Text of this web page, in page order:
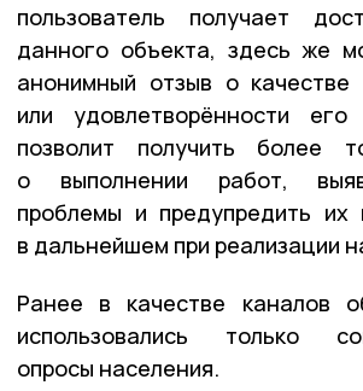
пользователь получает
данного объекта, здесь же
анонимный отзыв о качестве
или удовлетворённости
позволит получить более
о выполнении работ,
проблемы и предупредить их
в дальнейшем при реализации
Ранее в качестве каналов
использовались только
опросы населения.